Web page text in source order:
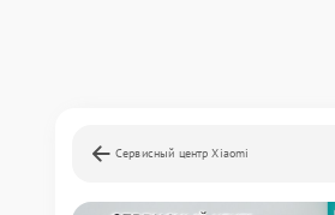
Сервисный центр Xiaomi